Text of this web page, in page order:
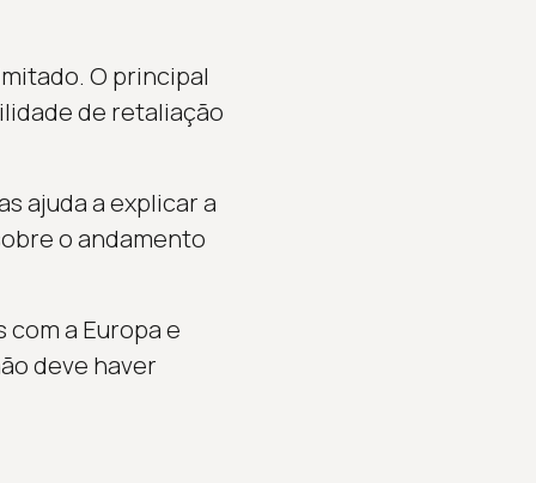
O principal
de retaliação
ajuda a explicar a
o andamento
a Europa e
deve haver